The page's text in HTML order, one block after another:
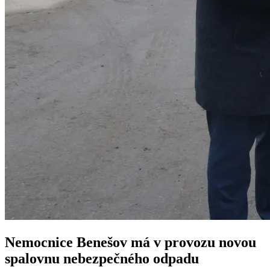
Nemocnice Benešov má v provozu novou
spalovnu nebezpečného odpadu